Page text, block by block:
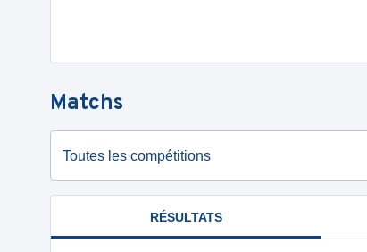
Matchs
Toutes les compétitions
RÉSULTATS